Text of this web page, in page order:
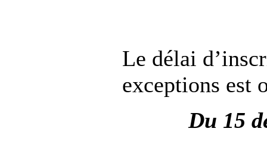
Le délai
exceptions est
Du 15